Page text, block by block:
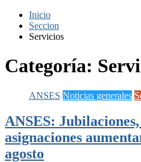
Inicio
Seccion
Servicios
Categoría:
ANSES Noticias generales
ANSES:
asignaciones
agosto